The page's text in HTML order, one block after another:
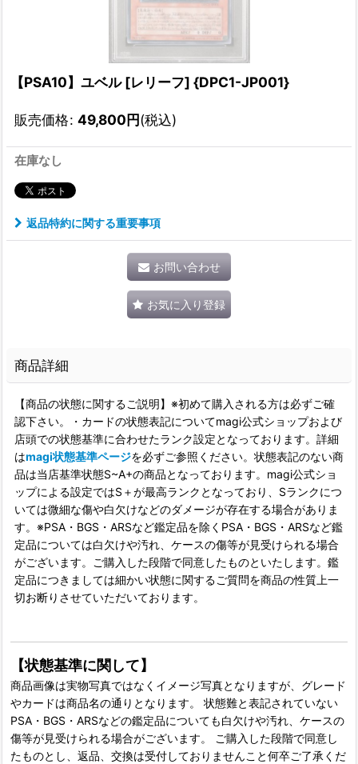
【PSA10】ユベル [レリーフ] {DPC1-JP001}
販売価格: 49,800円(税込)
在庫なし
返品特約に関する重要事項
お問い合わせ
お気に入り登録
商品詳細
【商品の状態に関するご説明】※初めて購入される方は必ずご確
認下さい。・カードの状態表記についてmagi公式ショップおよび
店頭での状態基準に合わせたランク設定となっております。詳細
はmagi状態基準ページを必ずご参照ください。状態表記のない商
品は当店基準状態S~A+の商品となっております。magi公式ショ
ップによる設定ではS＋が最高ランクとなっており、Sランクにつ
いては微細な傷や白欠けなどのダメージが存在する場合がありま
す。※PSA・BGS・ARSなど鑑定品を除くPSA・BGS・ARSなど鑑
定品については白欠けや汚れ、ケースの傷等が見受けられる場合
がございます。ご購入した段階で同意したものといたします。鑑
定品につきましては細かい状態に関するご質問を商品の性質上一
切お断りさせていただいております。
【状態基準に関して】
商品画像は実物写真ではなくイメージ写真となりますが、グレード
やカードは商品名の通りとなります。 状態難と表記されていない
PSA・BGS・ARSなどの鑑定品についても白欠けや汚れ、ケースの
傷等が見受けられる場合がございます。 ご購入した段階で同意し
たものとし、返品、交換は受付しておりませんこと何卒ご了承くだ